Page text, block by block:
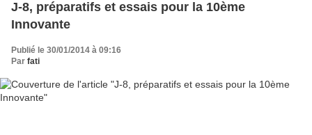
J-8, préparatifs et essais pour la 10ème
Innovante
Publié le 30/01/2014 à 09:16
Par fati